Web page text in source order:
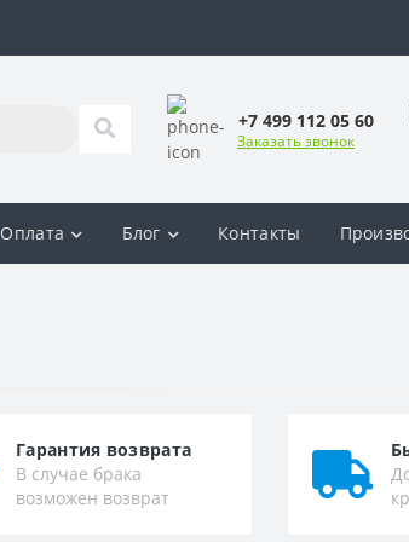
+7 499 112 05 60
Заказать звонок
Оплата Блог Контакты
Гарантия возврата
В случае брака
возможен возврат